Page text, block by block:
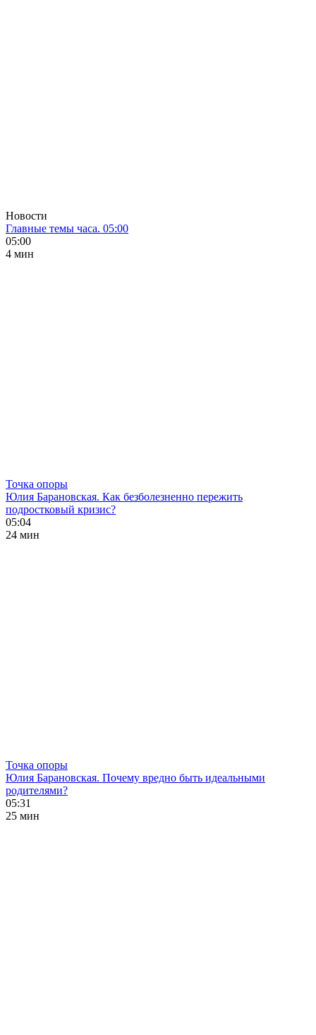
Новости
Главные темы часа. 05:00
05:00
4 мин
Точка опоры
Юлия Барановская. Как безболезненно пережить
подростковый кризис?
05:04
24 мин
Точка опоры
Юлия Барановская. Почему вредно быть идеальными
родителями?
05:31
25 мин